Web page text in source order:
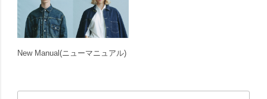
New Manual(ニューマニュアル)